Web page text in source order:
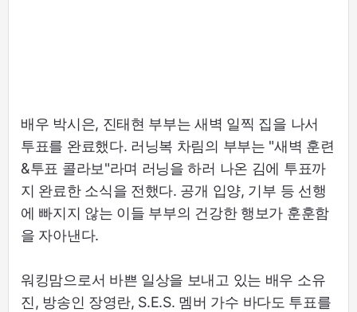
배우 박시은, 진태현 부부는 새벽 일찍 집을 나서
투표를 완료했다. 러닝복 차림의 부부는 "새벽 훈련
&투표 콜라보"라며 러닝을 하러 나온 김에 투표까
지 완료한 소식을 전했다. 공개 입양, 기부 등 선행
에 빠지지 않는 이들 부부의 건강한 행보가 훈훈함
을 자아낸다.
워킹맘으로서 바쁜 일상을 보내고 있는 배우 소유
진, 방송인 장영란, S.E.S. 멤버 가수 바다도 투표를